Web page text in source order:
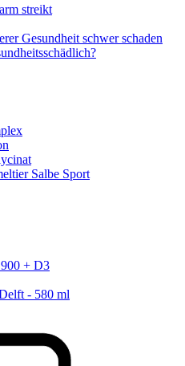
streikt
Gesundheit schwer schaden
Salbe Sport
+ D3
- 580 ml